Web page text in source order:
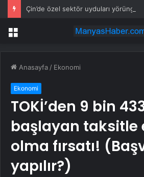
Menü
Anasayfa / Ekonomi
Ekonomi
TOKİ’den 9 bin
başlayan taksitle
olma fırsatı!
yapılır?)